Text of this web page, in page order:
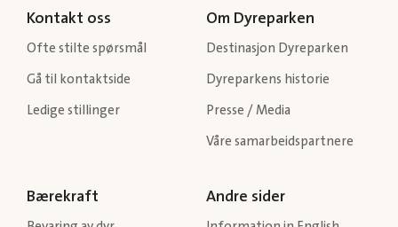
Kontakt oss
Ofte stilte spørsmål
Gå til kontaktside
Ledige stillinger
Om Dyreparken
Destinasjon Dyreparken
Dyreparkens historie
Presse / Media
Våre samarbeidspartnere
Bærekraft Andre sider